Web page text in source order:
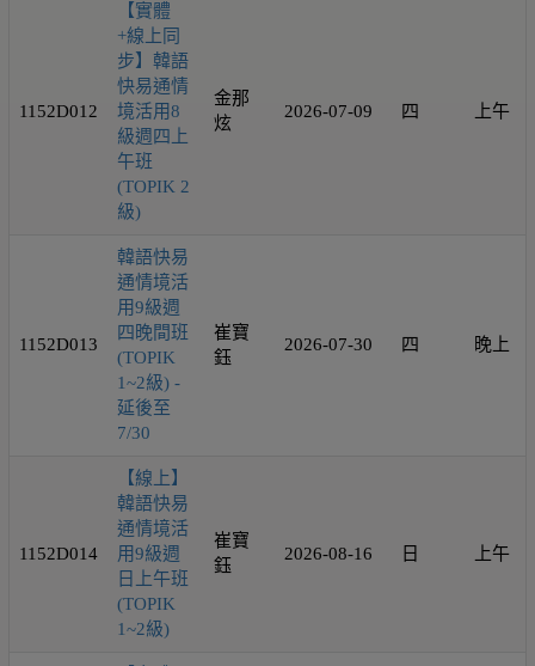
1152D012
【實體
+線上同
步】韓語
快易通情
境活用8
級週四上
午班
(TOPIK 2
級)
金那
炫
2026-07-09 四 上午
1152D013
韓語快易
通情境活
用9級週
四晚間班
(TOPIK
1~2級) -
延後至
7/30
崔寶
鈺
2026-07-30 四 晚上
1152D014
【線上】
韓語快易
通情境活
用9級週
日上午班
(TOPIK
1~2級)
崔寶
鈺
2026-08-16 日 上午